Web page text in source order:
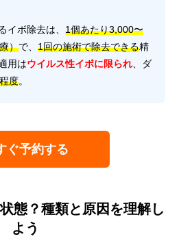
イボ除去は、 1個あたり3,000〜
）で、 1回の施術で除去できる精
用はウイルス性イボに限られ、ダ
度。
ぐ予約する
態？種類と原因を理解し
よう